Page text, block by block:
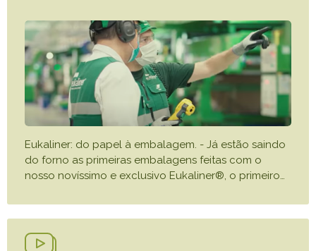
Eukaliner: do papel à embalagem. - Já estão saindo
do forno as primeiras embalagens feitas com o
nosso novíssimo e exclusivo Eukaliner®, o primeiro…